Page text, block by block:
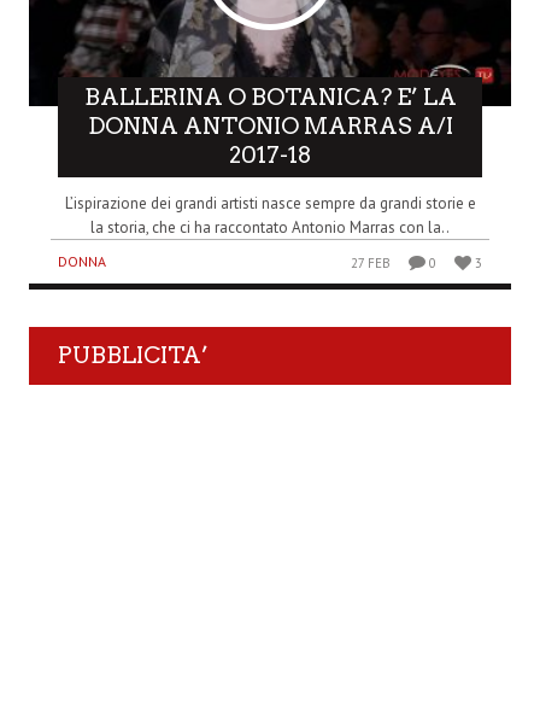
BALLERINA O BOTANICA? E’ LA
DONNA ANTONIO MARRAS A/I
2017-18
L’ispirazione dei grandi artisti nasce sempre da grandi storie e
la storia, che ci ha raccontato Antonio Marras con la..
DONNA 27 FEB 0 3
PUBBLICITA’